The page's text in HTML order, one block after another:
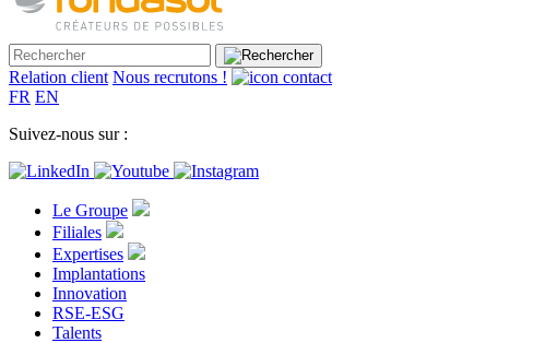
Relation client Nous recrutons !
FR EN
Suivez-nous sur :
Le Groupe
Filiales
Expertises
Implantations
Innovation
RSE-ESG
Talents